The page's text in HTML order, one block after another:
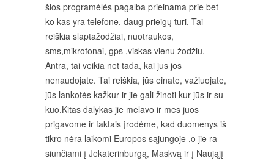
šios programėlės pagalba prieinama prie bet
ko kas yra telefone, daug prieigų turi. Tai
reiškia slaptažodžiai, nuotraukos,
sms,mikrofonai, gps ,viskas vienu žodžiu.
Antra, tai veikia net tada, kai jūs jos
nenaudojate. Tai reiškia, jūs einate, važiuojate,
jūs lankotės kažkur ir jie gali žinoti kur jūs ir su
kuo.Kitas dalykas jie melavo ir mes juos
prigavome ir faktais įrodėme, kad duomenys iš
tikro nėra laikomi Europos sąjungoje ,o jie ra
siunčiami į Jekaterinburgą, Maskvą ir į Naująjį